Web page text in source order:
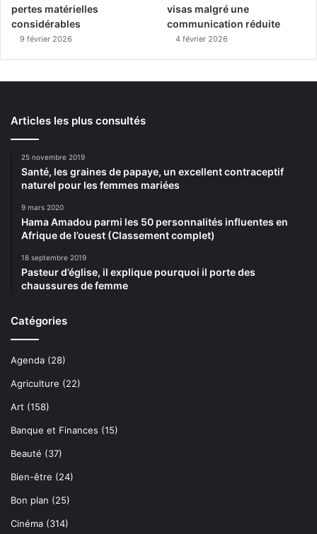
pertes matérielles
considérables
9 février 2026
visas malgré une
communication réduite
4 février 2026
Articles les plus consultés
25 novembre 2019
Santé, les graines de papaye, un excellent contraceptif
naturel pour les femmes mariées
9 mars 2020
Hama Amadou parmi les 50 personnalités influentes en
Afrique de l’ouest (Classement complet)
18 septembre 2019
Pasteur d’église, il explique pourquoi il porte des
chaussures de femme
Catégories
Agenda (28)
Agriculture (22)
Art (158)
Banque et Finances (15)
Beauté (37)
Bien-être (24)
Bon plan (25)
Cinéma (314)